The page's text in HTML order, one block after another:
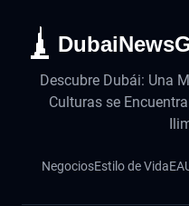
Descubre Dubái: Una
Culturas se
NegociosEstilo de Vida